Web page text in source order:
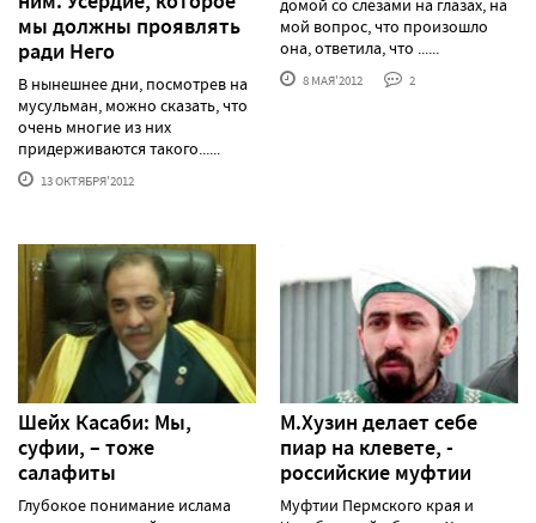
мы должны проявлять
ради Него
В нынешнее дни, посмотрев на
мусульман, можно сказать, что
очень многие из них
придерживаются такого......
13 ОКТЯБРЯ'2012
домой со слезами на глазах, на
мой вопрос, что произошло
она, ответила, что ......
8 МАЯ'2012 2
Шейх Касаби: Мы,
суфии, – тоже
салафиты
Глубокое понимание ислама
М.Хузин делает себе
пиар на клевете, -
российские муфтии
Муфтии Пермского края и